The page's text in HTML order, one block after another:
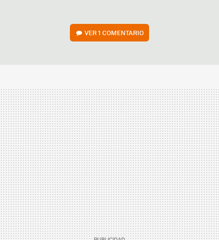
VER1 COMENTARIO